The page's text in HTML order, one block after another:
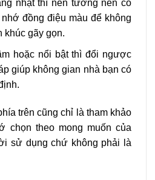
nhạt thì nền tường nên có
đồng điệu màu để không
khúc gãy gọn.
hoặc nổi bật thì đổi ngược
giúp không gian nhà bạn có
trên cũng chỉ là tham khảo
chọn theo mong muốn của
sử dụng chứ không phải là